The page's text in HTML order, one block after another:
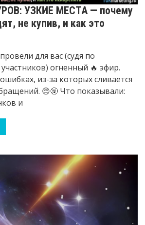
УЗКИЕ МЕСТА — почему
не купив, и как это
для вас (судя по
огненный 🔥 эфир.
из-за которых сливается
😔🤬 Что показывали:
и